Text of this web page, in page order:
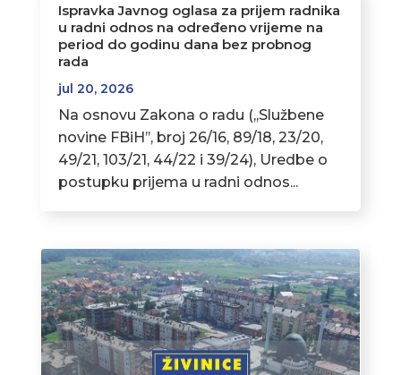
Ispravka Javnog oglasa za prijem radnika
u radni odnos na određeno vrijeme na
period do godinu dana bez probnog
rada
jul 20, 2026
Na osnovu Zakona o radu (,,Službene
novine FBiH’’, broj 26/16, 89/18, 23/20,
49/21, 103/21, 44/22 i 39/24), Uredbe o
postupku prijema u radni odnos...